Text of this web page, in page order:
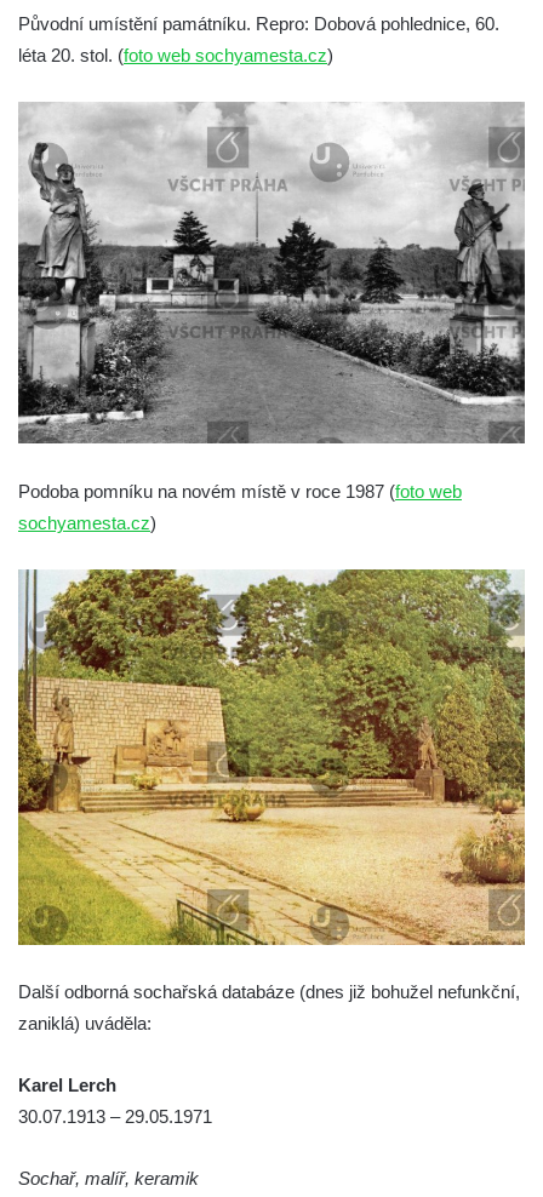
Socha slona v ZOO Dresden
Socha Faun s medvíďaty v ZOO Dresden
ZOO Dresden
Socha světce severně od Lužce nad
Vltavou
Pamětní kámen revitalizace Vltavy Vraňany
– Hořín u Lužce nad Vltavou
Strom svobody a památník 100 let republiky
a 30. výročí listopadu 1989 v Hrobčicích
Boží muka v parku před domem čp. 17 v
Hrobčicích
Sochy „Klaun a dívenka“ v parku v centru
Socha vodníka u požární nádrže v
Mirošovicích
Socha býka před areálem firmy 2JCP v
Račicích
Povodňový sloup II. v Dobříni
Povodňový sloup I. v Dobříni
Pamětní kámen vodního díla Josefův Důl
Socha svatého Floriána na domě čp. 3 v
Oparnu
Socha svaté Anny u domu čp. 3 v Oparnu
Lavička Václava Havla v Pardubicích
na Mezní Louce
Kamenný obelisk na vyhlídce u Pravčické
Sousoší svatého Václava, svatého Floriána
Původní umístění památníku. Repro: Dobová pohlednice, 60.
léta 20. stol. (foto web sochyamesta.cz)
Podoba pomníku na novém místě v roce 1987 (foto web
sochyamesta.cz)
Další odborná sochařská databáze (dnes již bohužel nefunkční,
zaniklá) uváděla:
Karel Lerch
30.07.1913 – 29.05.1971
Sochař, malíř, keramik